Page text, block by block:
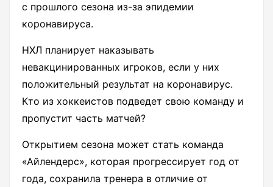
с прошлого сезона из-за эпидемии
коронавируса.
НХЛ планирует наказывать
невакцинированных игроков, если у них
положительный результат на коронавирус.
Кто из хоккеистов подведет свою команду и
пропустит часть матчей?
Открытием сезона может стать команда
«Айлендерс», которая прогрессирует год от
года, сохранила тренера в отличие от